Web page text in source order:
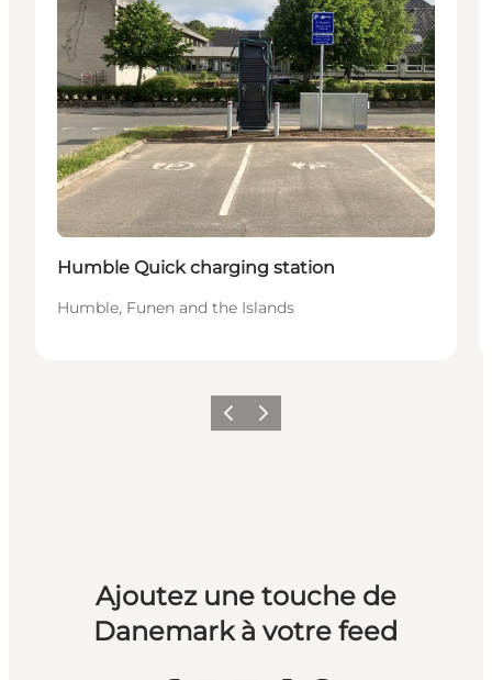
Humble Quick charging station
Humble, Funen and the Islands
PrécédentSuivant
Ajoutez une touche de
Danemark à votre feed